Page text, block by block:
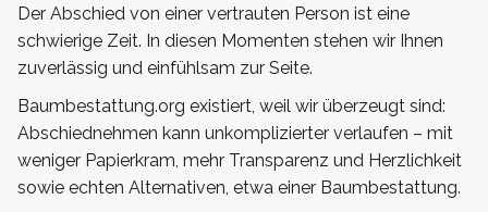
Der Abschied von einer vertrauten Person ist eine
schwierige Zeit. In diesen Momenten stehen wir Ihnen
zuverlässig und einfühlsam zur Seite.
Baumbestattung.org existiert, weil wir überzeugt sind:
Abschiednehmen kann unkomplizierter verlaufen – mit
weniger Papierkram, mehr Transparenz und Herzlichkeit
sowie echten Alternativen, etwa einer Baumbestattung.